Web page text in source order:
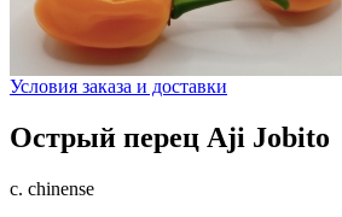
Условия заказа и доставки
Острый перец Aji Jobito
c. chinense